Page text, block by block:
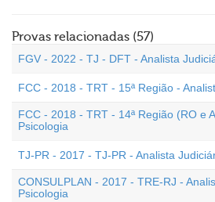
Provas relacionadas (57)
FGV - 2022 - TJ - DFT - Analista
FCC - 2018 - TRT - 15ª Região -
FCC - 2018 - TRT - 14ª Região (RO e
Psicologia
TJ-PR - 2017 - TJ-PR - Analista
CONSULPLAN - 2017 - TRE-RJ -
Psicologia